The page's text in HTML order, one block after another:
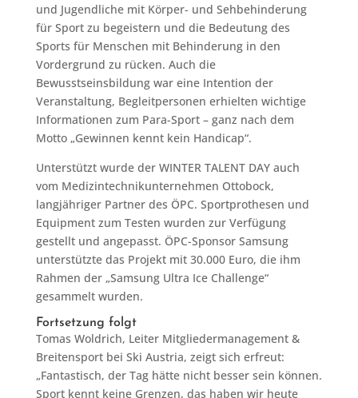
und Jugendliche mit Körper- und Sehbehinderung
für Sport zu begeistern und die Bedeutung des
Sports für Menschen mit Behinderung in den
Vordergrund zu rücken. Auch die
Bewusstseinsbildung war eine Intention der
Veranstaltung, Begleitpersonen erhielten wichtige
Informationen zum Para-Sport – ganz nach dem
Motto „Gewinnen kennt kein Handicap“.
Unterstützt wurde der WINTER TALENT DAY auch
vom Medizintechnikunternehmen Ottobock,
langjähriger Partner des ÖPC. Sportprothesen und
Equipment zum Testen wurden zur Verfügung
gestellt und angepasst. ÖPC-Sponsor Samsung
unterstützte das Projekt mit 30.000 Euro, die ihm
Rahmen der „Samsung Ultra Ice Challenge“
gesammelt wurden.
Fortsetzung folgt
Tomas Woldrich, Leiter Mitgliedermanagement &
Breitensport bei Ski Austria, zeigt sich erfreut:
„Fantastisch, der Tag hätte nicht besser sein können.
Sport kennt keine Grenzen, das haben wir heute